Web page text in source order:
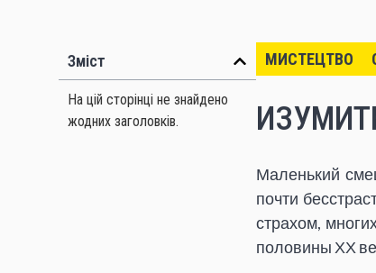
Зміст
На цій сторінці не знайдено
жодних заголовків.
МИСТЕЦТВО
Маленький
почти
страхом,
половины ХХ